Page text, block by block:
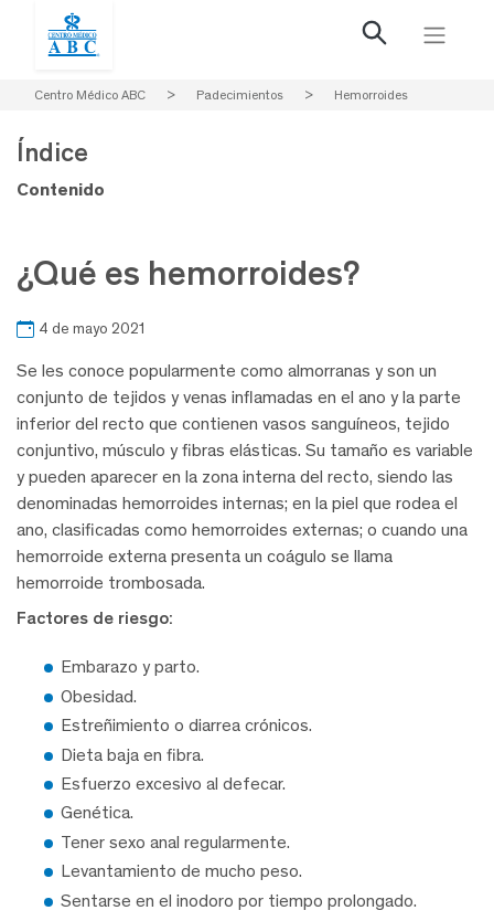
Centro Médico ABC > Padecimientos > Hemorroides
¿Qué es hemorroides?
4 de mayo 2021
Se les conoce popularmente como almorranas y son un
conjunto de tejidos y venas inflamadas en el ano y la parte
inferior del recto que contienen vasos sanguíneos, tejido
conjuntivo, músculo y fibras elásticas. Su tamaño es variable
y pueden aparecer en la zona interna del recto, siendo las
denominadas hemorroides internas; en la piel que rodea el
ano, clasificadas como hemorroides externas; o cuando una
hemorroide externa presenta un coágulo se llama
hemorroide trombosada.
Factores de riesgo:
Embarazo y parto.
Obesidad.
Estreñimiento o diarrea crónicos.
Dieta baja en fibra.
Esfuerzo excesivo al defecar.
Genética.
Tener sexo anal regularmente.
Levantamiento de mucho peso.
Sentarse en el inodoro por tiempo prolongado.
Índice
Contenido